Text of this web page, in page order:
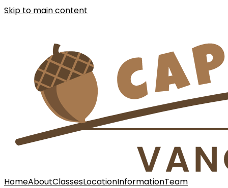
Skip to main content
HomeAboutClassesLocationInformationTeam